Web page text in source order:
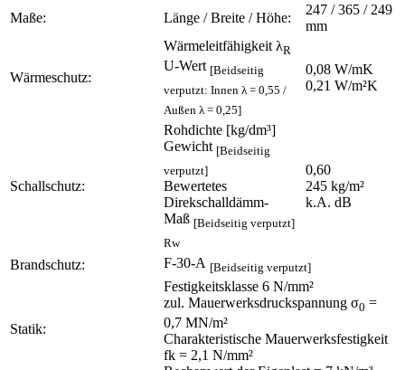
Maße:
Länge / Breite / Höhe:
247 / 365 / 249
mm
Wärmeschutz:
Wärmeleitfähigkeit λR
U-Wert [Beidseitig
verputzt: Innen λ = 0,55 /
Außen λ = 0,25]
0,08 W/mK
0,21 W/m²K
Schallschutz:
Rohdichte [kg/dm³]
Gewicht [Beidseitig
verputzt]
Bewertetes
Direkschalldämm-
Maß [Beidseitig verputzt]
Rw
0,60
245 kg/m²
k.A. dB
Brandschutz: F-30-A [Beidseitig verputzt]
Statik:
Festigkeitsklasse 6 N/mm²
zul. Mauerwerksdruckspannung σ0 =
0,7 MN/m²
Charakteristische Mauerwerksfestigkeit
fk = 2,1 N/mm²